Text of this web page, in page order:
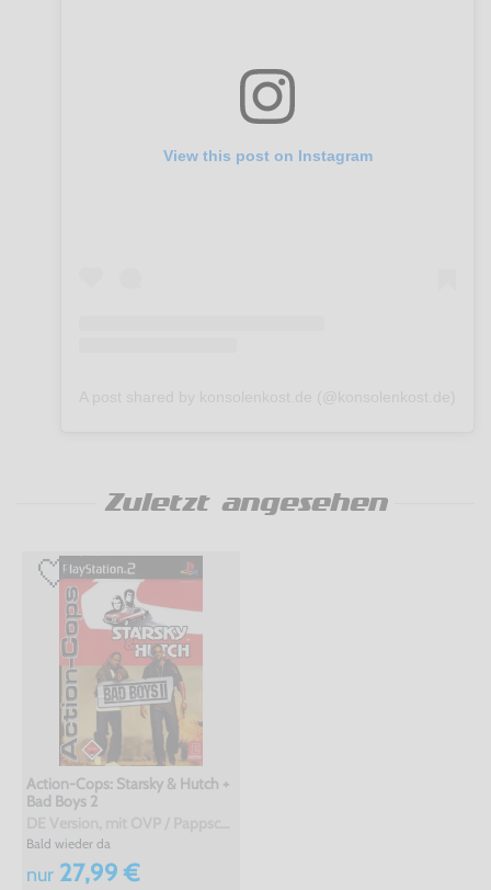
View this post on Instagram
Zuletzt angesehen
Action-Cops: Starsky & Hutch +
Bad Boys 2
Bald wieder da
nur27,99 €